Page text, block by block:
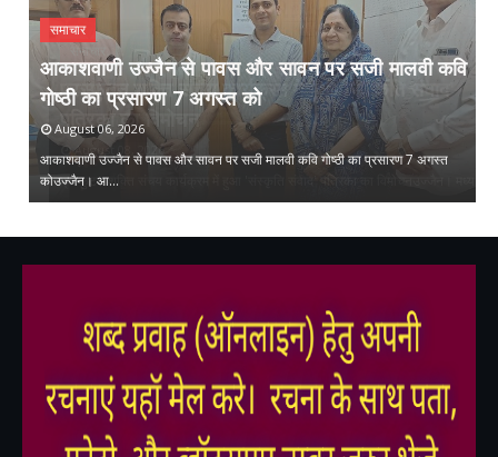
समाचार
आकाशवाणी उज्जैन से पावस और सावन पर सजी मालवी कवि
गोष्ठी का प्रसारण 7 अगस्त को
August 06, 2026
आकाशवाणी उज्जैन से पावस और सावन पर सजी मालवी कवि गोष्ठी का प्रसारण 7 अगस्त
कोउज्जैन। आ…